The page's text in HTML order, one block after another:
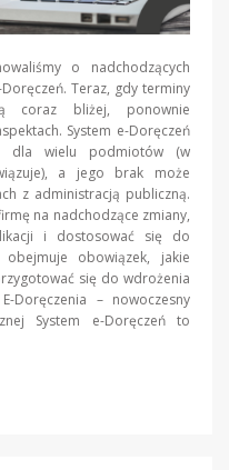
o nadchodzących
Teraz, gdy terminy
coraz bliżej, ponownie
System e-Doręczeń
dla wielu podmiotów (w
a jego brak może
z administracją publiczną.
na nadchodzące zmiany,
i dostosować się do
obowiązek, jakie
się do wdrożenia
Doręczenia – nowoczesny
System e-Doręczeń to